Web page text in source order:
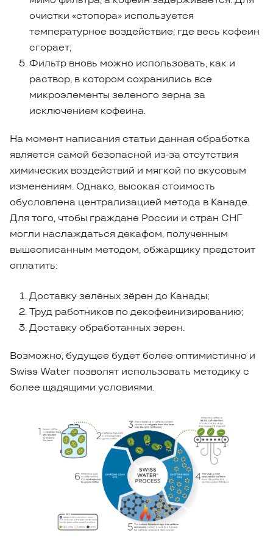
очистки «стопора» используется
температурное воздействие, где весь кофеин
сгорает;
Фильтр вновь можно использовать, как и
раствор, в котором сохранились все
микроэлементы зеленого зерна за
исключением кофеина.
На момент написания статьи данная обработка
является самой безопасной из-за отсутствия
химических воздействий и мягкой по вкусовым
изменениям. Однако, высокая стоимость
обусловлена централизацией метода в Канаде.
Для того, чтобы граждане России и стран СНГ
могли наслаждаться декафом, полученным
вышеописанным методом, обжарщику предстоит
оплатить:
Доставку зелёных зёрен до Канады;
Труд работников по декофеинизированию;
Доставку обработанных зёрен.
Возможно, будущее будет более оптимистично и
Swiss Water позволят использовать методику с
более щадящими условиями.